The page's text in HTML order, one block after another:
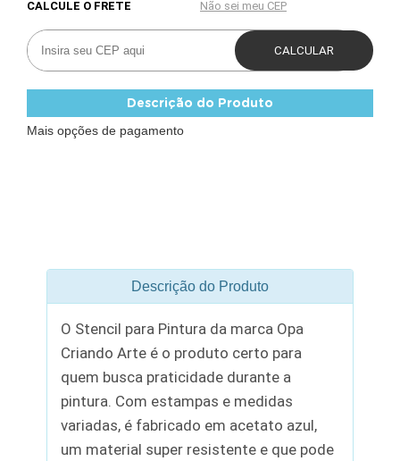
Descrição do Produto
Mais opções de pagamento
Descrição do Produto
O Stencil para Pintura da marca Opa
Criando Arte é o produto certo para
quem busca praticidade durante a
pintura. Com estampas e medidas
variadas, é fabricado em acetato azul,
um material super resistente e que pode